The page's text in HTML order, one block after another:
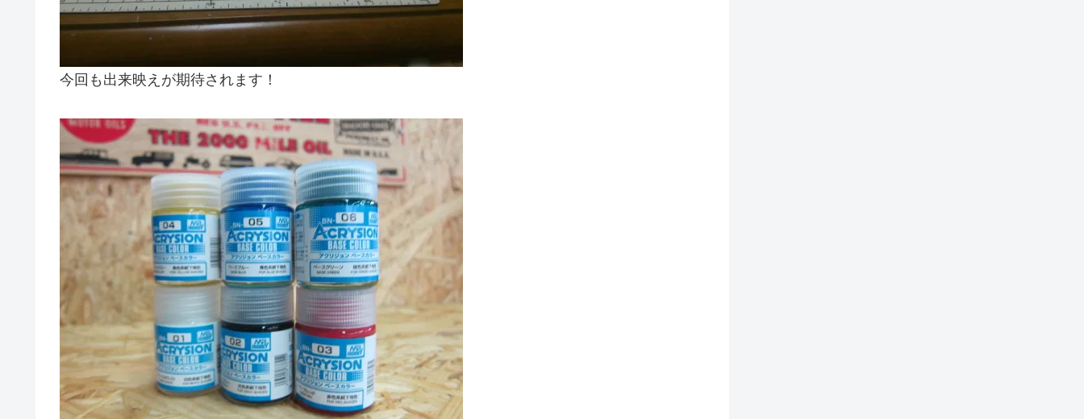
今回も出来映えが期待されます！